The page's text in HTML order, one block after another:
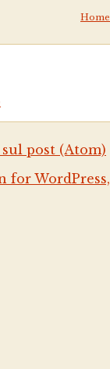
Home
post (Atom)